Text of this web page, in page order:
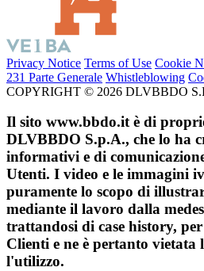
Privacy Notice Terms of Use Cookie
231 Parte Generale Whistleblowing
COPYRIGHT © 2026 DLVBBDO
Il sito www.bbdo.it è di
DLVBBDO S.p.A., che lo ha
informativi e di
Utenti. I video e le immagini
puramente lo scopo di
mediante il lavoro dalla
trattandosi di case history,
Clienti e ne è pertanto vietata
l'utilizzo.